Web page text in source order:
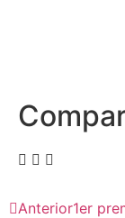
Anterior1er